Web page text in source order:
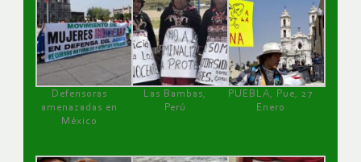
Defensoras
amenazadas en
México
Las Bambas,
Perú
PUEBLA, Pue, 27
Enero